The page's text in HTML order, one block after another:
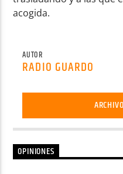
acogida.
AUTOR
RADIO GUARDO
OPINIONES